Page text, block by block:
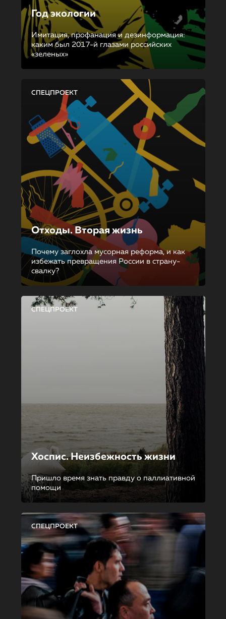
Год экологии
Имитация, профанация и дезинформация:
каким был 2017-й глазами российских
«зеленых»
СПЕЦПРОЕКТ
Отходы. Вторая жизнь
Почему заглохла мусорная реформа, и как
избежать превращения России в страну-
свалку?
СПЕЦПРОЕКТ
Хоспис. Неизбежность жизни
Пришло время знать правду о паллиативной
помощи
СПЕЦПРОЕКТ